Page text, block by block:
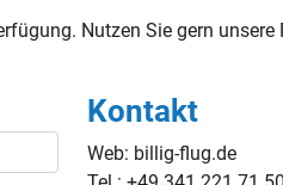
Nutzen Sie gern unsere
Kontakt
Web: billig-flug.de